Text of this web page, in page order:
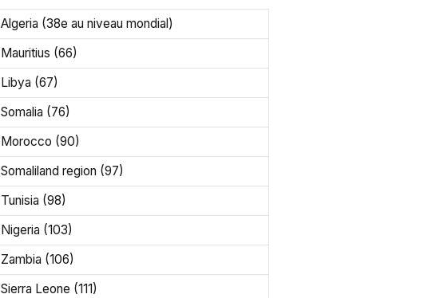
Algeria (38e au niveau mondial)
Mauritius (66)
Libya (67)
Somalia (76)
Morocco (90)
Somaliland region (97)
Tunisia (98)
Nigeria (103)
Zambia (106)
Sierra Leone (111)